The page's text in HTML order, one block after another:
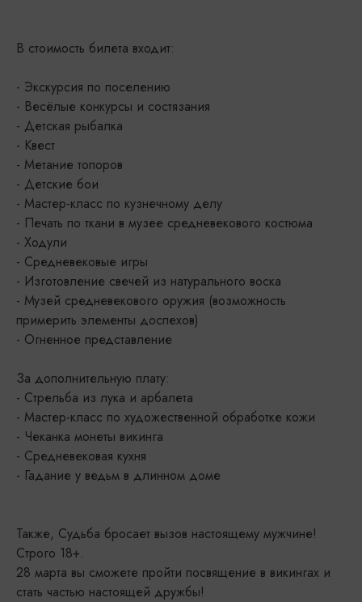
В стоимость билета входит:
- Экскурсия по поселению
- Весёлые конкурсы и состязания
- Детская рыбалка
- Квест
- Метание топоров
- Детские бои
- Мастер-класс по кузнечному делу
- Печать по ткани в музее средневекового костюма
- Ходули
- Средневековые игры
- Изготовление свечей из натурального воска
- Музей средневекового оружия (возможность
примерить элементы доспехов)
- Огненное представление
За дополнительную плату:
- Стрельба из лука и арбалета
- Мастер-класс по художественной обработке кожи
- Чеканка монеты викинга
- Средневековая кухня
- Гадание у ведьм в длинном доме
Также, Судьба бросает вызов настоящему мужчине!
Строго 18+.
28 марта вы сможете пройти посвящение в викингах и
стать частью настоящей дружбы!